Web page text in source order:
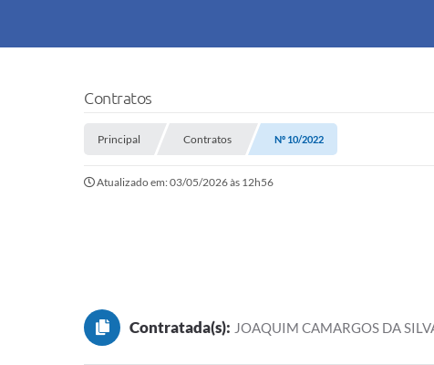
Contratos
Principal Contratos Nº 10/2022
Atualizado em: 03/05/2026 às 12h56
Contratada(s): JOAQUIM CAMARGOS DA